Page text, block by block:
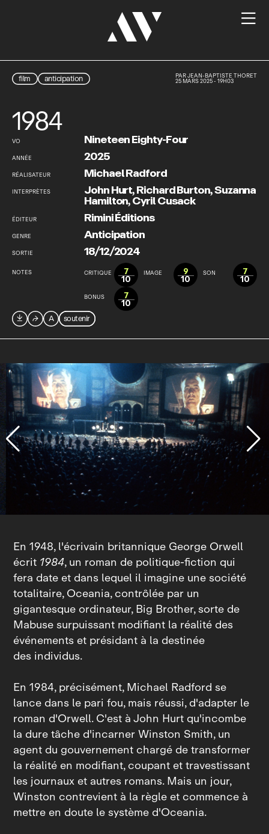

film anticipation PARJEAN-BAPTISTE THORET
25 MARS 2025 - 19H03
1984
VO Nineteen Eighty-Four
ANNÉE 2025
RÉALISATEUR Michael Radford
INTERPRÈTES John Hurt,Richard Burton,Suzanna
Hamilton,Cyril Cusack
ÉDITEUR Rimini Éditions
GENRE Anticipation
SORTIE 18/12/2024
NOTES CRITIQUE 7
10
IMAGE 9
10
SON 7
10
BONUS 7
10

⮫ A soutenir
En 1948, l'écrivain britannique George Orwell
écrit 1984, un roman de politique‑fiction qui
fera date et dans lequel il imagine une société
totalitaire, Oceania, contrôlée par un
gigantesque ordinateur, Big Brother, sorte de
Mabuse surpuissant modifiant la réalité des
événements et présidant à la destinée
des individus.
En 1984, précisément, Michael Radford se
lance dans le pari fou, mais réussi, d'adapter le
roman d'Orwell. C'est à John Hurt qu'incombe
la dure tâche d'incarner Winston Smith, un
agent du gouvernement chargé de transformer
la réalité en modifiant, coupant et travestissant
les journaux et autres romans. Mais un jour,
Winston contrevient à la règle et commence à
mettre en doute le système d'Oceania.